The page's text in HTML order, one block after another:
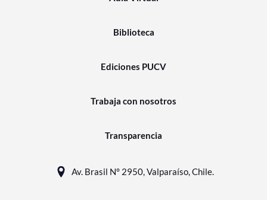
Biblioteca
Ediciones PUCV
Trabaja con nosotros
Transparencia
Av. Brasil N° 2950, Valparaíso, Chile.